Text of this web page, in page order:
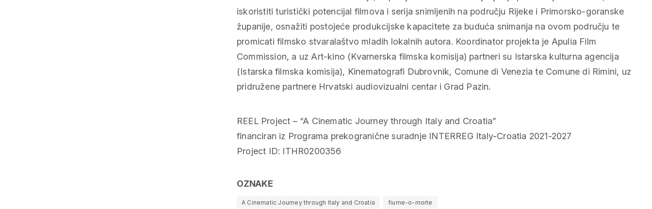
iskoristiti turistički potencijal filmova i serija snimljenih na području Rijeke i Primorsko-goranske
županije, osnažiti postojeće produkcijske kapacitete za buduća snimanja na ovom području te
promicati filmsko stvaralaštvo mladih lokalnih autora. Koordinator projekta je Apulia Film
Commission, a uz Art-kino (Kvarnerska filmska komisija) partneri su Istarska kulturna agencija
(Istarska filmska komisija), Kinematografi Dubrovnik, Comune di Venezia te Comune di Rimini, uz
pridružene partnere Hrvatski audiovizualni centar i Grad Pazin.
REEL Project – “A Cinematic Journey through Italy and Croatia”
financiran iz Programa prekogranične suradnje INTERREG Italy-Croatia 2021-2027
Project ID: ITHR0200356
OZNAKE
A Cinematic Journey through Italy and Croatia fiume-o-morte